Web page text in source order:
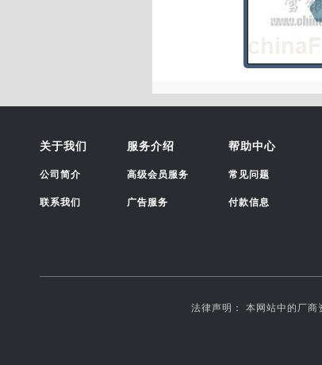
关于我们
公司简介
联系我们
服务介绍
高级会员服务
广告服务
帮助中心
常见问题
付款信息
法律声明： 本网站中的厂